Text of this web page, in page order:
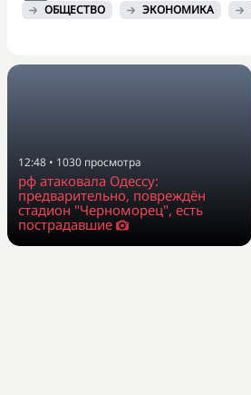
ОБЩЕСТВО ЭКОНОМИКА
12:48 • 1030 просмотра
рф атаковала Одессу:
предварительно, повреждён
стадион "Черноморец", есть
пострадавшие